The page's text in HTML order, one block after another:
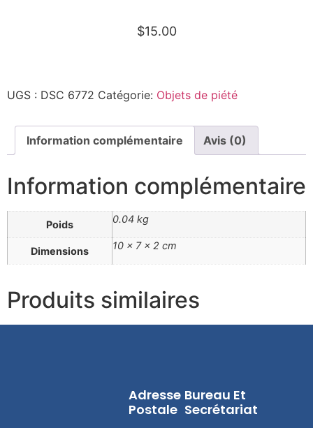
$15.00
UGS : DSC 6772 Catégorie: Objets de piété
Information complémentaire Avis (0)
Information complémentaire
Poids 0.04 kg
Dimensions 10 × 7 × 2 cm
Produits similaires
Adresse
Postale
Bureau Et
Secrétariat